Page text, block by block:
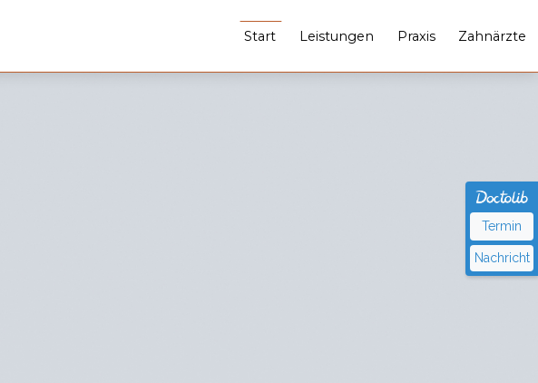
Start Leistungen Praxis Zahnärzte
Termin
Nachricht